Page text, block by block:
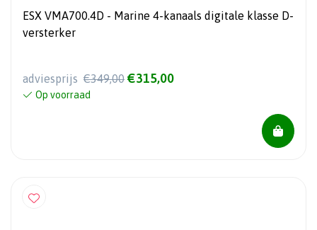
ESX VMA700.4D - Marine 4-kanaals digitale klasse D-
versterker
adviesprijs €349,00 €315,00
Op voorraad